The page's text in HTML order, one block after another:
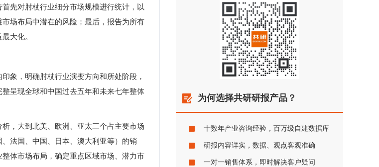
先对肘杖行业细分市场规模进行统计，以
场布局中潜在的风险；最后，报告为所有
大化。
象，明确肘杖行业演变方向和所处阶段，
呈现全球和中国过去五年和未来七年整体
，大到北美、欧洲、亚太三个占主要市场
法国、中国、日本、澳大利亚等）的销
体市场布局，确定重点区域市场、潜力市
为何选择共研研报产品？
十数年产业咨询经验，百万级自建数据库
研报内容详实，数据、观点客观准确
一对一销售体系，即时解决客户疑问